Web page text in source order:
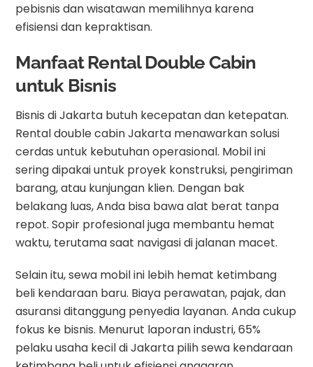
pebisnis dan wisatawan memilihnya karena
efisiensi dan kepraktisan.
Manfaat Rental Double Cabin
untuk Bisnis
Bisnis di Jakarta butuh kecepatan dan ketepatan.
Rental double cabin Jakarta menawarkan solusi
cerdas untuk kebutuhan operasional. Mobil ini
sering dipakai untuk proyek konstruksi, pengiriman
barang, atau kunjungan klien. Dengan bak
belakang luas, Anda bisa bawa alat berat tanpa
repot. Sopir profesional juga membantu hemat
waktu, terutama saat navigasi di jalanan macet.
Selain itu, sewa mobil ini lebih hemat ketimbang
beli kendaraan baru. Biaya perawatan, pajak, dan
asuransi ditanggung penyedia layanan. Anda cukup
fokus ke bisnis. Menurut laporan industri, 65%
pelaku usaha kecil di Jakarta pilih sewa kendaraan